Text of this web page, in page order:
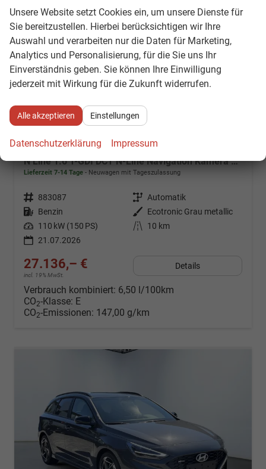
Hyundai i30 Kombi
N Line 1.6 T-GDI DCT N-Line Navigation Kamera 2x Einparkhilfe 18 Zoll 2Zonenklima
Lieferzeit 7-14 Tage Neuwagen mit Tageszulassung
Fahrzeugnr. 883087 Getriebe Automatik
Kraftstoff Benzin Außenfarbe
Ecotronic Grau metallic
Leistung 110 kW (150 PS) Kilometerstand
10 km
21.07.2026
27.136,– €
incl. 19% MwSt.
Details
Verbrauch kombiniert: 6,50 l/100km
CO2-Klasse: E
CO2-Emissionen: 147,00 g/km
Unsere Website setzt Cookies ein, um unsere Dienste für
Sie bereitzustellen. Hierbei berücksichtigen wir Ihre
Auswahl und verarbeiten nur die Daten für Marketing,
Analytics und Personalisierung, für die Sie uns Ihr
Einverständnis geben. Sie können Ihre Einwilligung
jederzeit mit Wirkung für die Zukunft widerrufen.
Alle akzeptieren Einstellungen
Datenschutzerklärung Impressum